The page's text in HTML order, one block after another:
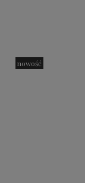
nowość